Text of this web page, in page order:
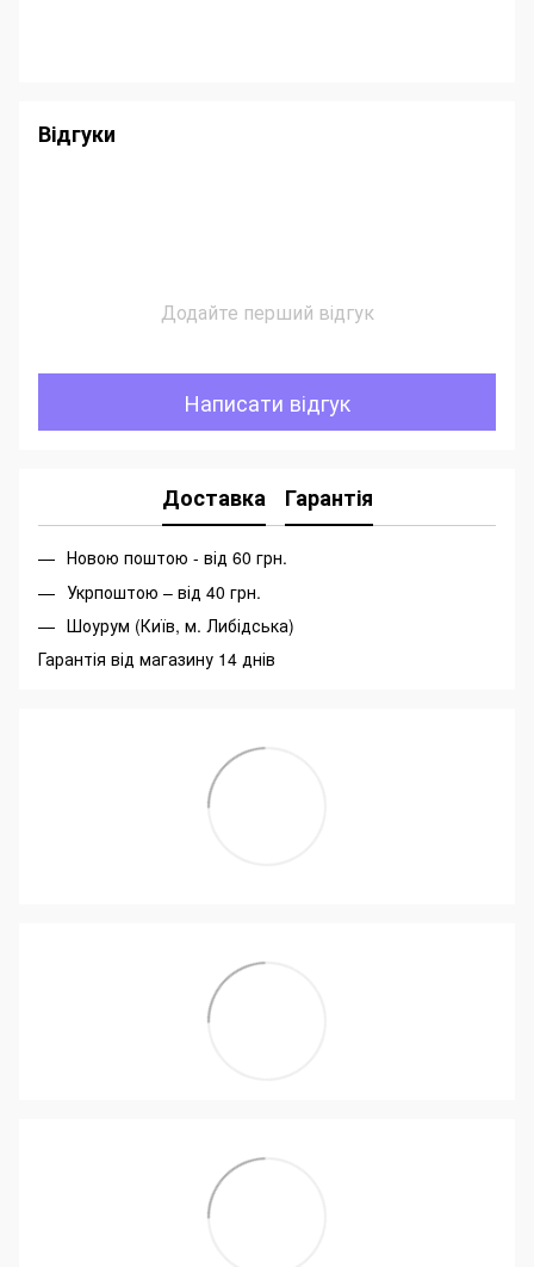
Відгуки
Додайте перший відгук
Написати відгук
Доставка Гарантія
Новою поштою - від 60 грн.
Укрпоштою – від 40 грн.
Шоурум (Київ, м. Либідська)
Гарантія від магазину 14 днів